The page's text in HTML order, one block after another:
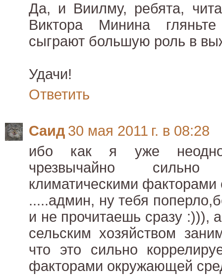
Да, и Виилму, ребята,
Виктора Минина
сыграют большую роль в
Удачи!
Ответить
Саид 30 мая 2011 г. в 08:28
ибо как я уже
чрезвычайно
климатическими
.....админ, ну тебя
и не прочитаешь сразу :))),
сельским хозяйством
что это сильно
факторами окружающей